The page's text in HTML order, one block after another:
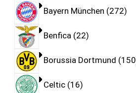
Bayern München 272
Benfica 22
Borussia Dortmund 150
Celtic 16